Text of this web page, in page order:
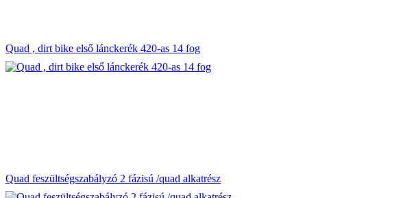
Quad , dirt bike első lánckerék 420-as 14 fog
Quad feszültségszabályzó 2 fázisú /quad alkatrész